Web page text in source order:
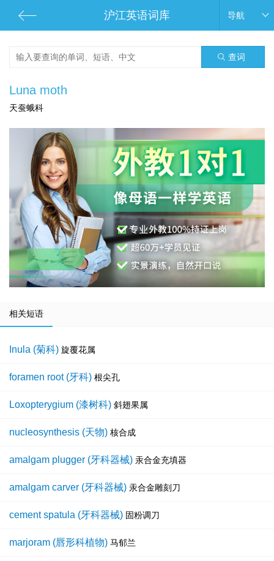
沪江英语词库 导航
查词
Luna moth
天蚕蛾科
相关短语
Inula (菊科) 旋覆花属
foramen root (牙科) 根尖孔
Loxopterygium (漆树科) 斜翅果属
nucleosynthesis (天物) 核合成
amalgam plugger (牙科器械) 汞合金充填器
amalgam carver (牙科器械) 汞合金雕刻刀
cement spatula (牙科器械) 固粉调刀
marjoram (唇形科植物) 马郁兰